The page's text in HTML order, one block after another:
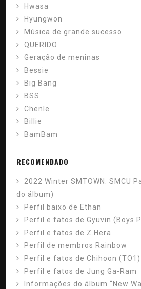
Hwasa
Hyungwon
Música de grande sucesso
QUERIDO
Geração de meninas
Bessie
Big Bang
BSS
Chenle
Billie
BamBam
RECOMENDADO
2022 Winter SMTOWN: SMCU
do álbum)
Perfil baixo de Ethan
Perfil e fatos de Gyuvin (Boys
Perfil e fatos de Z.Hera
Perfil de membros Rainbow
Perfil e fatos de Chihoon (TO1)
Perfil e fatos de Jung Ga-Ram
Informações do álbum “New